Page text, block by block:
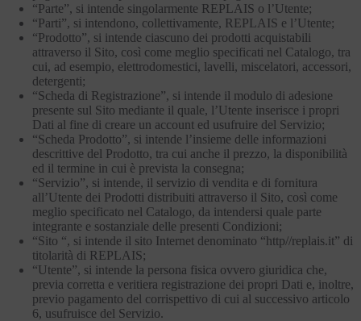
“Parte”, si intende singolarmente REPLAIS o l’Utente;
“Parti”, si intendono, collettivamente, REPLAIS e l’Utente;
“Prodotto”, si intende ciascuno dei prodotti acquistabili
attraverso il Sito, così come meglio specificati nel Catalogo, tra
cui, ad esempio, elettrodomestici, lavelli, miscelatori, accessori,
detergenti;
“Scheda di Registrazione”, si intende il modulo di adesione
presente sul Sito mediante il quale, l’Utente inserisce i propri
Dati al fine di creare un account ed usufruire del Servizio;
“Scheda Prodotto”, si intende l’insieme delle informazioni
descrittive del Prodotto, tra cui anche il prezzo, la disponibilità
ed il termine in cui è prevista la consegna;
“Servizio”, si intende, il servizio di vendita e di fornitura
all’Utente dei Prodotti distribuiti attraverso il Sito, così come
meglio specificato nel Catalogo, da intendersi quale parte
integrante e sostanziale delle presenti Condizioni;
“Sito “, si intende il sito Internet denominato “http//replais.it” di
titolarità di REPLAIS;
“Utente”, si intende la persona fisica ovvero giuridica che,
previa corretta e veritiera registrazione dei propri Dati e, inoltre,
previo pagamento del corrispettivo di cui al successivo articolo
6, usufruisce del Servizio.